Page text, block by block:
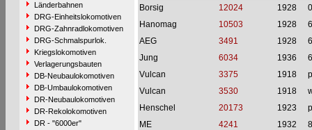
Länderbahnen
DRG-Einheitslokomotiven
DRG-Zahnradlokomotiven
DRG-Schmalspurlok.
Kriegslokomotiven
Verlagerungsbauten
DB-Neubaulokomotiven
DB-Umbaulokomotiven
DR-Neubaulokomotiven
DR-Rekolokomotiven
DR - "6000er"
Borsig 12024 1928
Hanomag
10503 1928
AEG
3491 1928
Jung
6034 1936
Vulcan
3375 1918
Vulcan
3530 1918
Henschel
20173 1923
ME
4241 1932